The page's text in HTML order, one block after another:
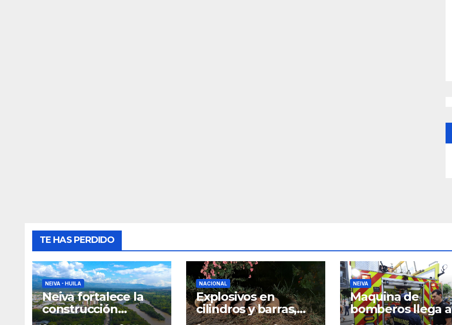
TE HAS PERDIDO
NEIVA - HUILA
Neiva fortalece la
construcción
colectiva del POT
NACIONAL
Explosivos en
cilindros y barras,
que serían
NEIVA
Maquina de
bomberos llega a
Neiva para